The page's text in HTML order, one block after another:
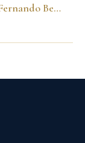
Saludando al Presidente de Perú Fernando Belaunde. Lima-Perú